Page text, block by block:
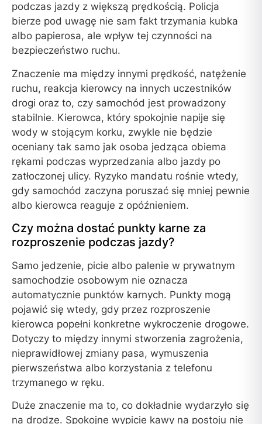
podczas jazdy z większą prędkością. Policja
bierze pod uwagę nie sam fakt trzymania kubka
albo papierosa, ale wpływ tej czynności na
bezpieczeństwo ruchu.
Znaczenie ma między innymi prędkość, natężenie
ruchu, reakcja kierowcy na innych uczestników
drogi oraz to, czy samochód jest prowadzony
stabilnie. Kierowca, który spokojnie napije się
wody w stojącym korku, zwykle nie będzie
oceniany tak samo jak osoba jedząca obiema
rękami podczas wyprzedzania albo jazdy po
zatłoczonej ulicy. Ryzyko mandatu rośnie wtedy,
gdy samochód zaczyna poruszać się mniej pewnie
albo kierowca reaguje z opóźnieniem.
Czy można dostać punkty karne za
rozproszenie podczas jazdy?
Samo jedzenie, picie albo palenie w prywatnym
samochodzie osobowym nie oznacza
automatycznie punktów karnych. Punkty mogą
pojawić się wtedy, gdy przez rozproszenie
kierowca popełni konkretne wykroczenie drogowe.
Dotyczy to między innymi stworzenia zagrożenia,
nieprawidłowej zmiany pasa, wymuszenia
pierwszeństwa albo korzystania z telefonu
trzymanego w ręku.
Duże znaczenie ma to, co dokładnie wydarzyło się
na drodze. Spokojne wypicie kawy na postoju nie